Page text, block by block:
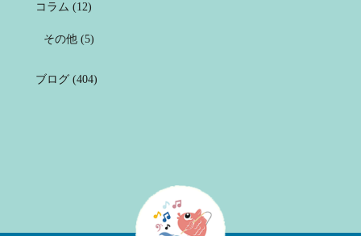
コラム (12)
その他(5)
ブログ(404)